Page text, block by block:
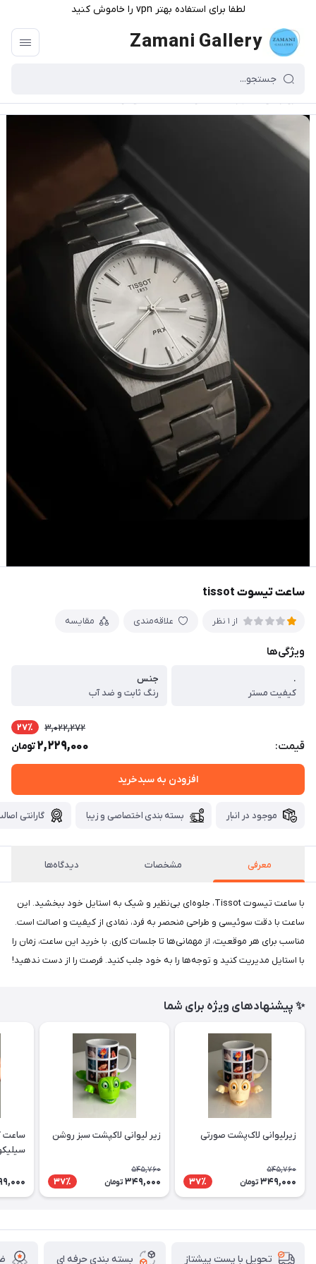
لطفا برای استفاده بهتر vpn را خاموش کنید
Zamani Gallery
ساعت تیسوت tissot
از 1 نظر علاقه‌مندی مقایسه
ویژگی‌ها
.
کیفیت مستر
جنس
رنگ ثابت و ضد آب
قیمت:
3,022,272 27٪
2,229,000تومان
افزودن به سبدخرید
موجود در انبار بسته بندی اختصاصی و زیبا گارانتی
معرفی مشخصات دیدگاه‌ها
با ساعت تیسوت Tissot، جلوه‌ای بی‌نظیر و شیک به استایل خود ببخشید. این
ساعت با دقت سوئیسی و طراحی منحصر به فرد، نمادی از کیفیت و اصالت است.
مناسب برای هر موقعیت، از مهمانی‌ها تا جلسات کاری. با خرید این ساعت، زمان را
با استایل مدیریت کنید و توجه‌ها را به خود جلب کنید. فرصت را از دست ندهید!
✨ پیشنهادهای ویژه برای شما
زیرلیوانی لاک‌پشت صورتی
545,760
349,000 تومان 37٪
زیر لیوانی لاکپشت سبز روشن
545,760
349,000 تومان 37٪
ساعت
تحویل با پست پیشتاز بسته بندی حرفه ای